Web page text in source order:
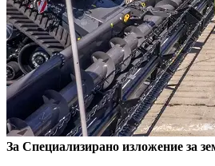
За Специализирано изложение за